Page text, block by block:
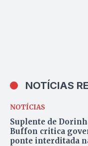
NOTÍCIAS
NOTÍCIAS
Suplente de
Buffon critica
ponte interditada